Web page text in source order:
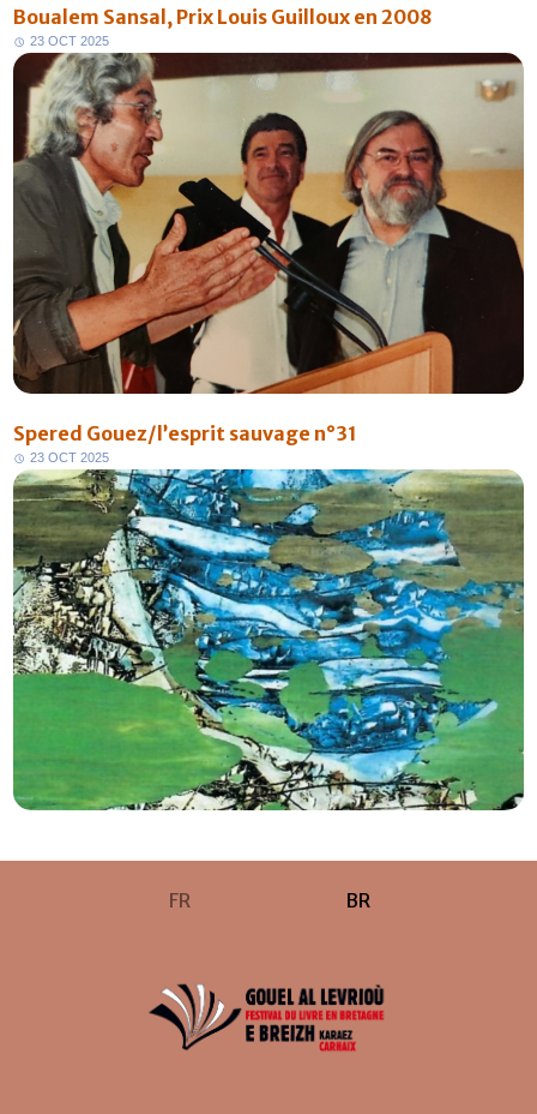
Boualem Sansal, Prix Louis Guilloux en 2008
23 OCT 2025
Spered Gouez/l’esprit sauvage n°31
23 OCT 2025
FR BR